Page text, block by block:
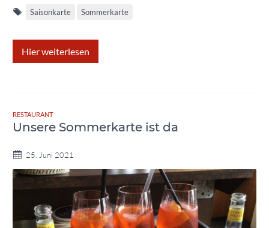
Saisonkarte Sommerkarte
Hier weiterlesen
RESTAURANT
Unsere Sommerkarte ist da
25. Juni 2021